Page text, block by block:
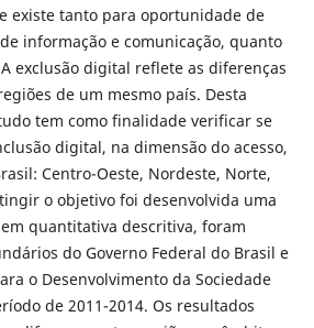
existe tanto para oportunidade de
informação e comunicação, quanto
exclusão digital reflete as diferenças
de um mesmo país. Desta
tem como finalidade verificar se
digital, na dimensão do acesso,
Centro-Oeste, Nordeste, Norte,
o objetivo foi desenvolvida uma
quantitativa descritiva, foram
do Governo Federal do Brasil e
o Desenvolvimento da Sociedade
de 2011-2014. Os resultados